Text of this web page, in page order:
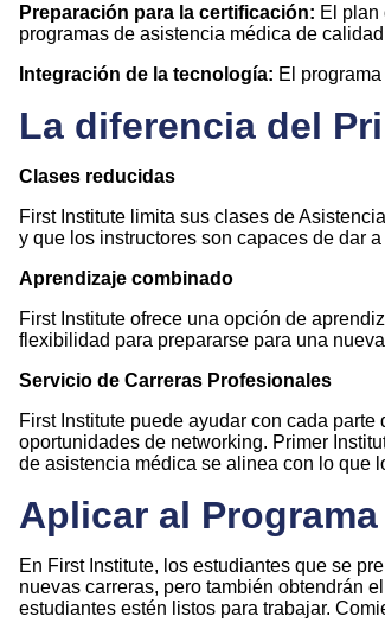
Preparación para la certificación: El plan
programas de asistencia médica de
Integración de la tecnología: El
La diferencia del
Clases reducidas
First Institute limita sus clases de
y que los instructores son capaces de dar
Aprendizaje combinado
First Institute ofrece una opción de
flexibilidad para prepararse para una
Servicio de Carreras Profesionales
First Institute puede ayudar con cada
oportunidades de networking. Primer
de asistencia médica se alinea con lo que
Aplicar al
En First Institute, los estudiantes que se
nuevas carreras, pero también obtendrán
estudiantes estén listos para trabajar.